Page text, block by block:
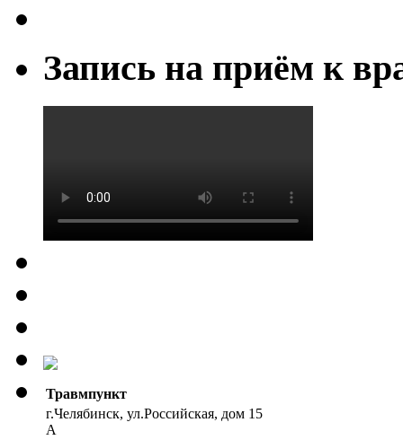
Запись на приём к
Травмпункт
г.Челябинск, ул.Российская, дом 15
А